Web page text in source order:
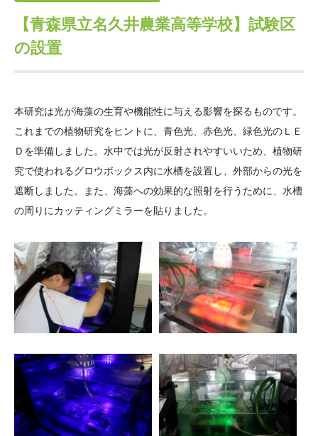
沿革 40年史デジタルブック
役員・評議員 公開情報
年報一覧 中谷財団レポート
神戸賞 長期大型研究助成
大学院生奨学金
国際学生交流プログラ
ム
科学教育振興助成・
次世代理系人材育成プ
ログラム助成
その他情報
アクセス よくあるご質問
サイトマップ 中谷財団アーカイブ
日本語 English
【青森県立名久井農業高等学校】試験区
の設置
本研究は光が海藻の生育や機能性に与える影響を探るものです。
これまでの植物研究をヒントに、青色光、赤色光、緑色光のＬＥ
Ｄを準備しました。水中では光が反射されやすいいため、植物研
究で使われるグロウボックス内に水槽を設置し、外部からの光を
遮断しました。また、海藻への効果的な照射を行うために、水槽
の周りにカッティングミラーを貼りました。